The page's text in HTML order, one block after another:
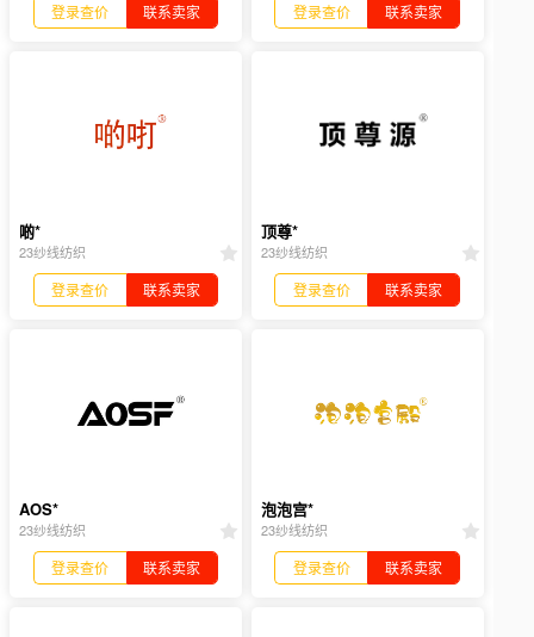
登录查价 联系卖家 登录查价 联系卖家
啲*
23纱线纺织
登录查价 联系卖家
顶尊*
23纱线纺织
登录查价 联系卖家
AOS*
23纱线纺织
登录查价 联系卖家
泡泡宫*
23纱线纺织
登录查价 联系卖家